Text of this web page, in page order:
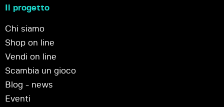
Il progetto
Chi siamo
Shop on line
Vendi on line
Scambia un gioco
Blog - news
Eventi